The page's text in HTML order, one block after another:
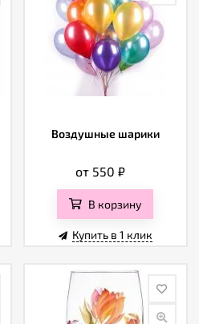
Воздушные шарики
от 550₽
В корзину
Купить в 1 клик